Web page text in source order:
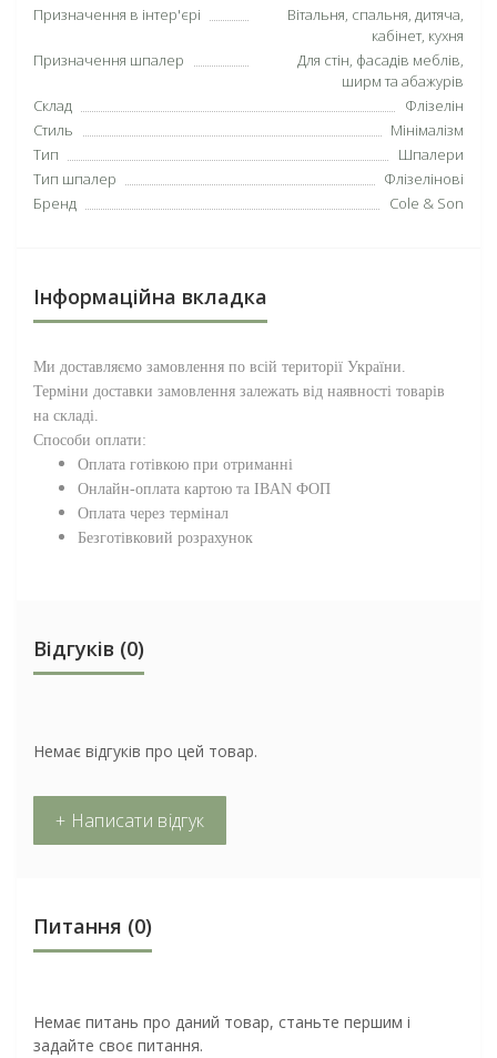
Призначення в інтер'єрі
Вітальня, спальня, дитяча,
кабінет, кухня
Призначення шпалер
Для стін, фасадів меблів,
ширм та абажурів
Склад
Флізелін
Стиль
Мінімалізм
Тип
Шпалери
Тип шпалер
Флізелінові
Бренд
Cole & Son
Інформаційна вкладка
Ми доставляємо замовлення по всій території України.
Терміни доставки замовлення залежать від наявності товарів
на складі.
Способи оплати:
Оплата готівкою при отриманні
Онлайн-оплата картою та IBAN ФОП
Оплата через термінал
Безготівковий розрахунок
Відгуків (0)
Немає відгуків про цей товар.
+ Написати відгук
Питання (0)
Немає питань про даний товар, станьте першим і
задайте своє питання.